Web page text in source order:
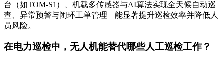
台（如TOM-S1）、机载多传感器与AI算法实现全天候自动巡
查、异常预警与闭环工单管理，能显著提升巡检效率并降低人
员风险。
在电力巡检中，无人机能替代哪些人工巡检工作？